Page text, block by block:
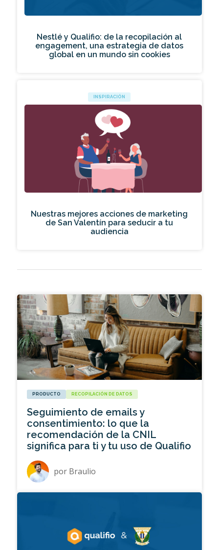
Nestlé y Qualifio: de la recopilación al
engagement, una estrategia de datos
global en un mundo sin cookies
INSPIRACIÓN
Nuestras mejores acciones de marketing
de San Valentín para seducir a tu
audiencia
PRODUCTO RECOPILACIÓN DE DATOS
Seguimiento de emails y
consentimiento: lo que la
recomendación de la CNIL
significa para ti y tu uso de Qualifio
por Braulio